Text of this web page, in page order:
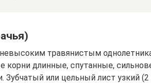
травянистым
корни длинные, спутанные,
Зубчатый или цельный лист узкий